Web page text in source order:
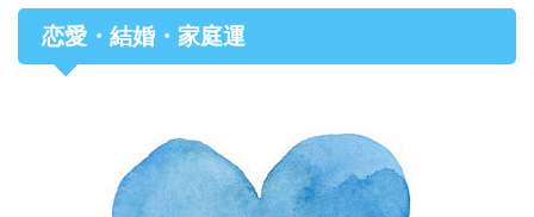
恋愛・結婚・家庭運